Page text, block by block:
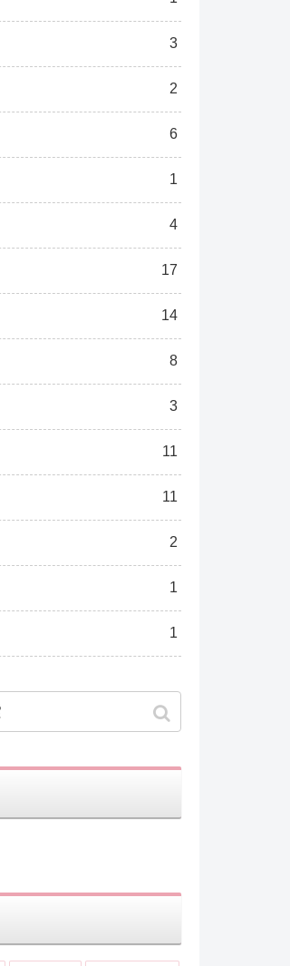
3
2
6
1
4
17
14
8
3
11
11
2
1
1